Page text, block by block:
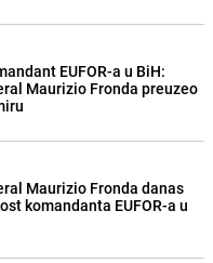
EUFOR-a u BiH:
Maurizio Fronda preuzeo
Maurizio Fronda danas
komandanta EUFOR-a u